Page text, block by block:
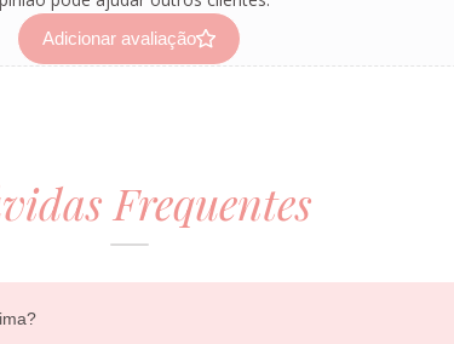
Adicionar avaliação
Frequentes